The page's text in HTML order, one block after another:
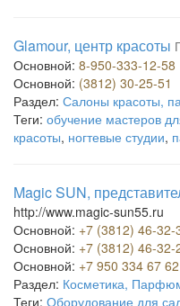
Glamour, центр красоты
Основной: 8-950-333-12-58
Основной: (3812) 30-25-51
Раздел: Салоны красоты,
Теги: обучение мастеров
красоты, ногтевые студии,
Magic SUN,
http://www.magic-sun55.ru
Основной: +7 (3812) 46-32-
Основной: +7 (3812) 46-32-
Основной: +7 950 334 67 62
Раздел: Косметика,
Теги: Оборудование для